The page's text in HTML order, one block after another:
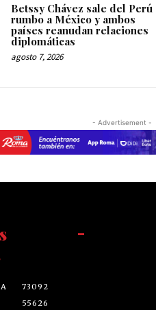
Betssy Chávez sale del Perú
rumbo a México y ambos
países reanudan relaciones
diplomáticas
agosto 7, 2026
- Advertisement -
73092
55626
-